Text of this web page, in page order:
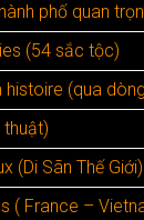
phố quan
(54 sắc tộc)
(qua
(Di Sãn Thế Giới)
( France –